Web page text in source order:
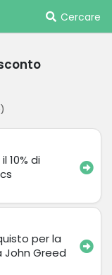
Cercare
)
10% di
per la
Greed